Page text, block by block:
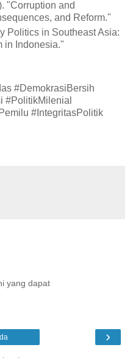
"Corruption and
and Reform."
Politics in Southeast Asia:
in Indonesia."
#DemokrasiBersih
#PolitikMilenial
#IntegritasPolitik
yang dapat
›